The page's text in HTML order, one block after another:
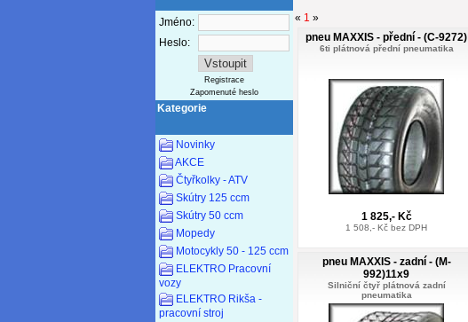
Jméno:
Heslo:
Registrace
Zapomenuté heslo
Kategorie
Novinky
AKCE
Čtyřkolky - ATV
Skútry 125 ccm
Skútry 50 ccm
Mopedy
Motocykly 50 - 125 ccm
ELEKTRO Pracovní
vozy
ELEKTRO Rikša -
pracovní stroj
« 1 »
pneu MAXXIS - přední - (C-9272)
6ti plátnová přední pneumatika
1 825,- Kč
1 508,- Kč bez DPH
pneu MAXXIS - zadní - (M-
992)11x9
Silniční čtyř plátnová zadní
pneumatika